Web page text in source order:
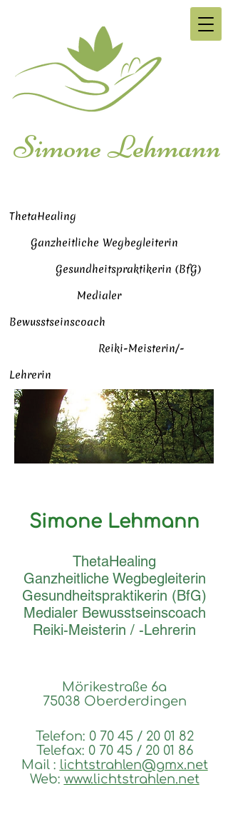
ThetaHealing
Ganzheitliche Wegbegleiterin
Gesundheitspraktikerin (BfG)
Medialer
Bewusstseinscoach
Reiki-Meisterin/-
Lehrerin
Simone Lehmann
Simone Lehmann
ThetaHealing
Ganzheitliche Wegbegleiterin
Gesundheitspraktikerin (BfG)
Medialer Bewusstseinscoach
Reiki-Meisterin / -Lehrerin
Mörikestraße 6a
75038 Oberderdingen
Telefon: 0 70 45 / 20 01 82
Telefax: 0 70 45 / 20 01 86
Mail : lichtstrahlen@gmx.net
Web: www.lichtstrahlen.net